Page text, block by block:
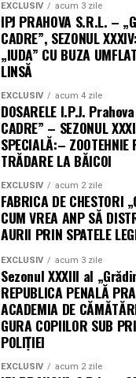
EXCLUSIV acum 3 zile
IPJ PRAHOVA S.R.L. –
CADRE”, SEZONUL
„IUDA” CU BUZA
LINSĂ
EXCLUSIV acum 4 zile
DOSARELE I.P.J.
CADRE” – SEZONUL
SPECIALĂ:– ZOOTEHNIE
TRĂDARE LA BĂICOI
EXCLUSIV acum 2 zile
FABRICA DE CHESTORI
CUM VREA ANP SĂ
AURII PRIN SPATELE
EXCLUSIV acum 3 zile
Sezonul XXXIII al
REPUBLICA PENALĂ
ACADEMIA DE
GURA COPIILOR SUB
POLIȚIEI
EXCLUSIV acum 2 zile